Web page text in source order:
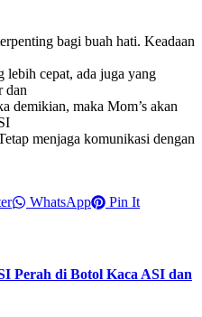
bagi buah hati. Keadaan
lebih cepat, ada juga yang
dan
demikian, maka Mom’s akan
menjaga komunikasi dengan
WhatsApp Pin It
Perah di Botol Kaca ASI dan